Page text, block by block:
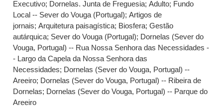
Executivo; Dornelas. Junta de Freguesia;Adulto; Fundo
Local -- Sever do Vouga (Portugal);Artigos de
jornais;Arquitetura paisagística; Biosfera;Gestão
autárquica; Sever do Vouga (Portugal); Dornelas (Sever do
Vouga, Portugal) -- Rua Nossa Senhora das Necessidades -
- Largo da Capela da Nossa Senhora das
Necessidades; Dornelas (Sever do Vouga, Portugal) --
Areeiro; Dornelas (Sever do Vouga, Portugal) -- Ribeira de
Dornelas; Dornelas (Sever do Vouga, Portugal) -- Parque do
Areeiro